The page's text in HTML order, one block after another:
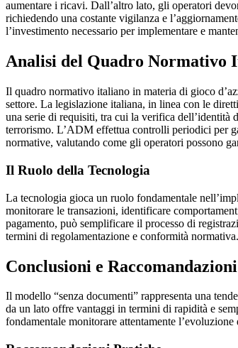
aumentare i ricavi. Dall’altro lato, gli operatori
richiedendo una costante vigilanza e
l’investimento necessario per implementare e
Analisi del Quadro Normativo
Il quadro normativo italiano in materia di gioco
settore. La legislazione italiana, in linea con le
una serie di requisiti, tra cui la verifica dell’identità
terrorismo. L’ADM effettua controlli periodici per
normative, valutando come gli operatori possono
Il Ruolo della Tecnologia
La tecnologia gioca un ruolo fondamentale
monitorare le transazioni, identificare
pagamento, può semplificare il processo di
termini di regolamentazione e conformità
Conclusioni e Raccomandazioni
Il modello “senza documenti” rappresenta una
da un lato offre vantaggi in termini di rapidità e
fondamentale monitorare attentamente